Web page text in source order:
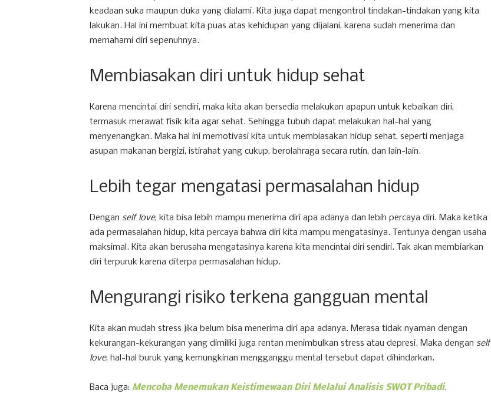
keadaan suka maupun duka yang dialami. Kita juga dapat mengontrol tindakan-tindakan yang kita
lakukan. Hal ini membuat kita puas atas kehidupan yang dijalani, karena sudah menerima dan
memahami diri sepenuhnya.
Membiasakan diri untuk hidup sehat
Karena mencintai diri sendiri, maka kita akan bersedia melakukan apapun untuk kebaikan diri,
termasuk merawat fisik kita agar sehat. Sehingga tubuh dapat melakukan hal-hal yang
menyenangkan. Maka hal ini memotivasi kita untuk membiasakan hidup sehat, seperti menjaga
asupan makanan bergizi, istirahat yang cukup, berolahraga secara rutin, dan lain-lain.
Lebih tegar mengatasi permasalahan hidup
Dengan self love, kita bisa lebih mampu menerima diri apa adanya dan lebih percaya diri. Maka ketika
ada permasalahan hidup, kita percaya bahwa diri kita mampu mengatasinya. Tentunya dengan usaha
maksimal. Kita akan berusaha mengatasinya karena kita mencintai diri sendiri. Tak akan membiarkan
diri terpuruk karena diterpa permasalahan hidup.
Mengurangi risiko terkena gangguan mental
Kita akan mudah stress jika belum bisa menerima diri apa adanya. Merasa tidak nyaman dengan
kekurangan-kekurangan yang dimiliki juga rentan menimbulkan stress atau depresi. Maka dengan self
love, hal-hal buruk yang kemungkinan mengganggu mental tersebut dapat dihindarkan.
Baca juga: Mencoba Menemukan Keistimewaan Diri Melalui Analisis SWOT Pribadi.